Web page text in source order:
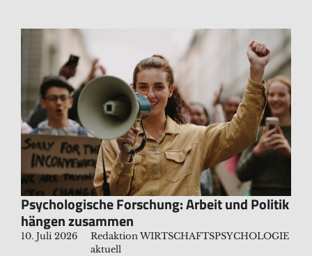
Psychologische Forschung: Arbeit und Politik
hängen zusammen
10. Juli 2026
Redaktion WIRTSCHAFTSPSYCHOLOGIE
aktuell